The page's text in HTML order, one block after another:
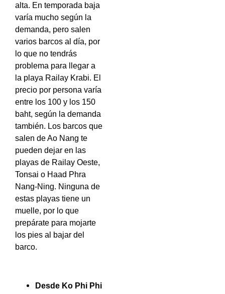
alta. En temporada baja
varía mucho según la
demanda, pero salen
varios barcos al día, por
lo que no tendrás
problema para llegar a
la playa Railay Krabi. El
precio por persona varía
entre los 100 y los 150
baht, según la demanda
también. Los barcos que
salen de Ao Nang te
pueden dejar en las
playas de Railay Oeste,
Tonsai o Haad Phra
Nang-Ning. Ninguna de
estas playas tiene un
muelle, por lo que
prepárate para mojarte
los pies al bajar del
barco.
Desde Ko Phi Phi